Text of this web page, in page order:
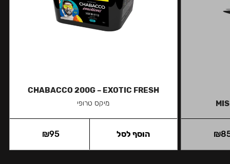
₪
CHABACCO 200G – EXOTIC FRESH
מיקס טרופי
₪95 הוסף לסל